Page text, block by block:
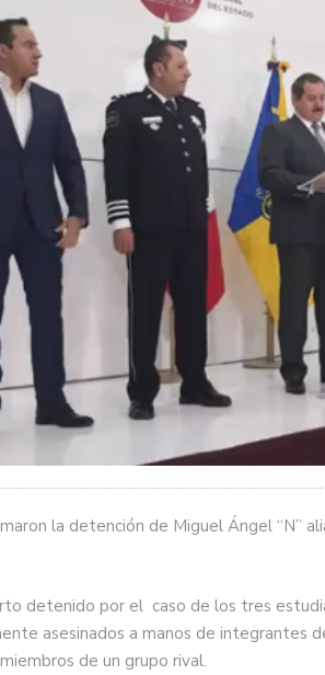
la detención de Miguel Ángel “N”
detenido por el caso de los tres
asesinados a manos de integrantes
de un grupo rival.